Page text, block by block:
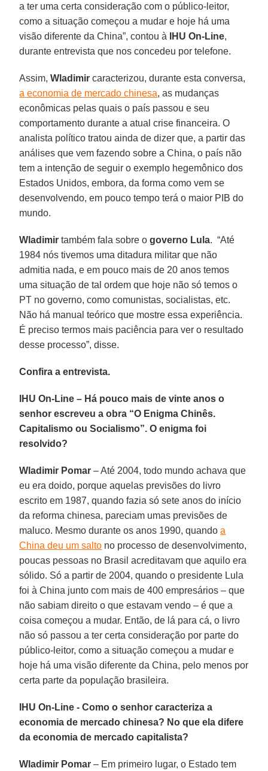
a ter uma certa consideração com o público-leitor,
como a situação começou a mudar e hoje há uma
visão diferente da China”, contou à
IHU On-Line,
durante entrevista que nos concedeu por telefone.
Assim,Wladimir caracterizou, durante esta conversa,
a economia de mercado chinesa, as mudanças
econômicas pelas quais o país passou e seu
comportamento durante a atual crise financeira. O
analista político tratou ainda de dizer que, a partir das
análises que vem fazendo sobre a China, o país não
tem a intenção de seguir o exemplo hegemônico dos
Estados Unidos, embora, da forma como vem se
desenvolvendo, em pouco tempo terá o maior PIB do
mundo.
Wladimir também fala sobre ogoverno Lula. “Até
1984 nós tivemos uma ditadura militar que não
admitia nada, e em pouco mais de 20 anos temos
uma situação de tal ordem que hoje não só temos o
PT no governo, como comunistas, socialistas, etc.
Não há manual teórico que mostre essa experiência.
É preciso termos mais paciência para ver o resultado
desse processo”, disse.
Confira a entrevista.
IHU On-Line – Há pouco mais de vinte anos o
senhor escreveu a obra “O Enigma Chinês.
Capitalismo ou Socialismo”. O enigma foi
resolvido?
Wladimir Pomar – Até 2004, todo mundo achava que
eu era doido, porque aquelas previsões do livro
escrito em 1987, quando fazia só sete anos do início
da reforma chinesa, pareciam umas previsões de
maluco. Mesmo durante os anos 1990, quandoa
China deu um salto no processo de desenvolvimento,
poucas pessoas no Brasil acreditavam que aquilo era
sólido. Só a partir de 2004, quando o presidente Lula
foi à China junto com mais de 400 empresários – que
não sabiam direito o que estavam vendo – é que a
coisa começou a mudar. Então, de lá para cá, o livro
não só passou a ter certa consideração por parte do
público-leitor, como a situação começou a mudar e
hoje há uma visão diferente da China, pelo menos por
certa parte da população brasileira.
IHU On-Line - Como o senhor caracteriza a
economia de mercado chinesa? No que ela difere
da economia de mercado capitalista?
Wladimir Pomar – Em primeiro lugar, o Estado tem